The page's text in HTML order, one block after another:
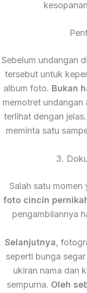
Sebelum undangan
tersebut untuk
album foto. Bukan
memotret
terlihat dengan jelas.
meminta satu
3.
Salah satu
foto cincin
pengambilannya
Selanjutnya,
seperti bunga
ukiran nama dan
sempurna. Oleh